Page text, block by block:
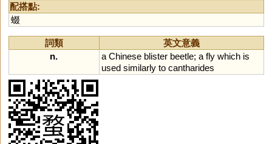
配搭點:
蝃
詞類
英文意義
n.
a Chinese blister beetle; a fly which is
used similarly to cantharides